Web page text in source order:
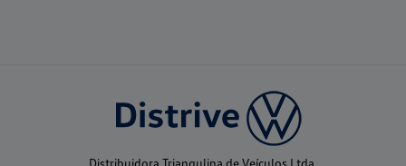
Distribuidora Triangulina de Veículos Ltda